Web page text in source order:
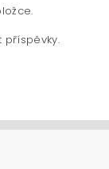
příspěvky.